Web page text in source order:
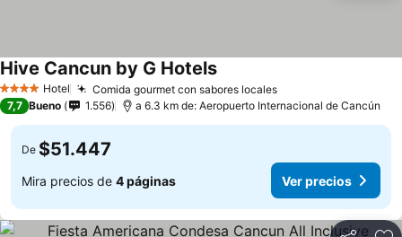
4 EstrellasHotel Comida gourmet con sabores locales
Hive Cancun by G Hotels
7,7 Bueno 1.556 a 6.3 km de: Aeropuerto Internacional de Cancún
De $51.447
Mira precios de 4 páginas Ver precios